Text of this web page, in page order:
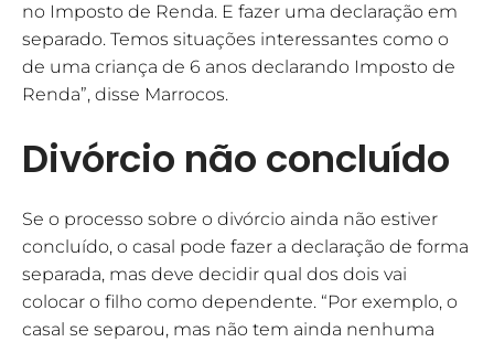
no Imposto de Renda. E fazer uma declaração em
separado. Temos situações interessantes como o
de uma criança de 6 anos declarando Imposto de
Renda”, disse Marrocos.
Divórcio não concluído
Se o processo sobre o divórcio ainda não estiver
concluído, o casal pode fazer a declaração de forma
separada, mas deve decidir qual dos dois vai
colocar o filho como dependente. “Por exemplo, o
casal se separou, mas não tem ainda nenhuma